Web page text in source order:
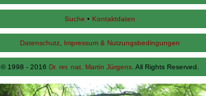
Suche • Kontaktdaten
Datenschutz Impressum & Nutzungsbedingungen
© 1998 - 2016 Dr. rer. nat. Martin Jürgens . All Rights Reserved.